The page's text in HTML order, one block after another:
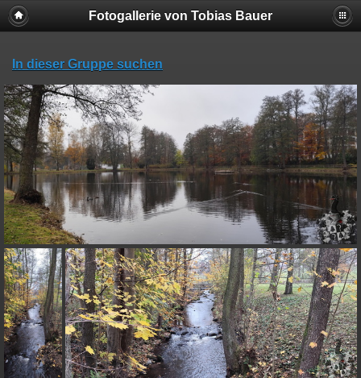
Fotogallerie von Tobias Bauer
In dieser Gruppe suchen